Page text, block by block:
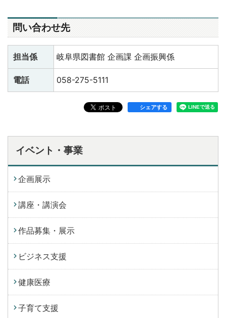
問い合わせ先
担当係 岐阜県図書館 企画課 企画振興係
電話 058-275-5111
シェアする
イベント・事業
企画展示
講座・講演会
作品募集・展示
ビジネス支援
健康医療
子育て支援